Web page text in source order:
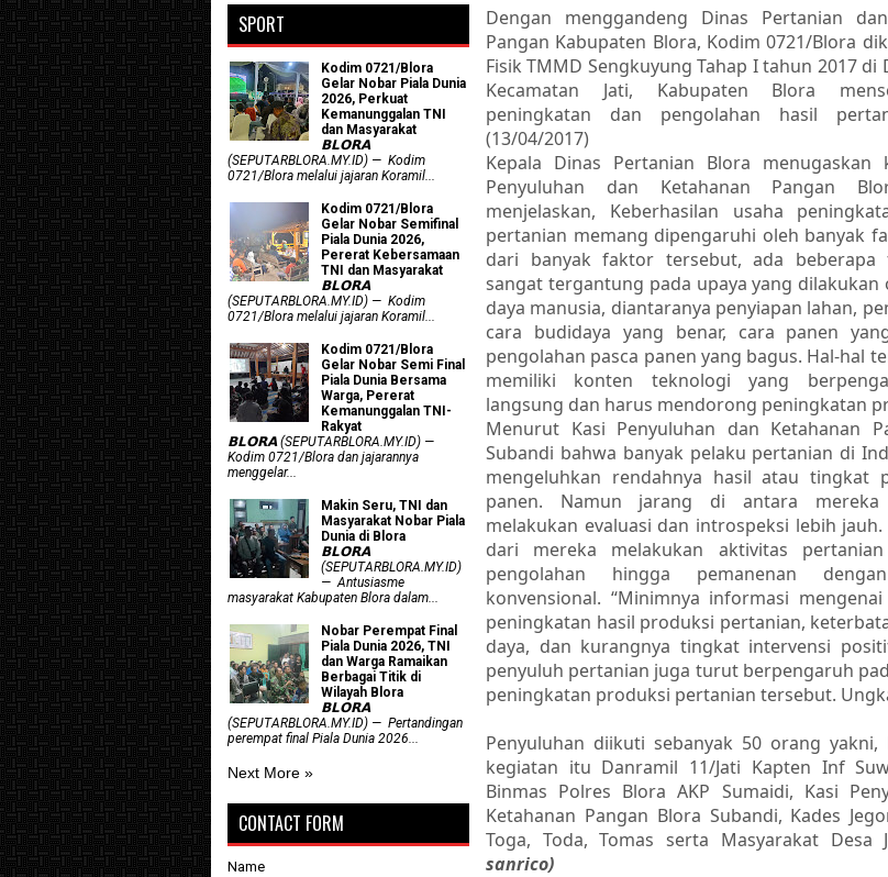
Dengan menggandeng Dinas Pertanian
Pangan Kabupaten Blora, Kodim 0721/Blora
Fisik TMMD Sengkuyung Tahap I tahun 2017 di
Kecamatan Jati, Kabupaten Blora
peningkatan dan pengolahan hasil
(13/04/2017)
Kepala Dinas Pertanian Blora menugaskan
Penyuluhan dan Ketahanan Pangan
menjelaskan, Keberhasilan usaha
pertanian memang dipengaruhi oleh banyak
dari banyak faktor tersebut, ada beberapa
sangat tergantung pada upaya yang dilakukan
daya manusia, diantaranya penyiapan lahan,
cara budidaya yang benar, cara panen
pengolahan pasca panen yang bagus. Hal-hal
memiliki konten teknologi yang
langsung dan harus mendorong peningkatan
Menurut Kasi Penyuluhan dan Ketahanan
Subandi bahwa banyak pelaku pertanian di
mengeluhkan rendahnya hasil atau tingkat
panen. Namun jarang di antara
melakukan evaluasi dan introspeksi lebih jauh.
dari mereka melakukan aktivitas
pengolahan hingga pemanenan
konvensional. “Minimnya informasi
peningkatan hasil produksi pertanian,
daya, dan kurangnya tingkat intervensi
penyuluh pertanian juga turut berpengaruh
peningkatan produksi pertanian tersebut.
Penyuluhan diikuti sebanyak 50 orang yakni,
kegiatan itu Danramil 11/Jati Kapten Inf
Binmas Polres Blora AKP Sumaidi, Kasi
Ketahanan Pangan Blora Subandi, Kades
Toga, Toda, Tomas serta Masyarakat Desa
sanrico)
SPORT
Kodim 0721/Blora
Gelar Nobar Piala Dunia
2026, Perkuat
Kemanunggalan TNI
dan Masyarakat
𝗕𝗟𝗢𝗥𝗔
(SEPUTARBLORA.MY.ID) — Kodim
0721/Blora melalui jajaran Koramil...
Kodim 0721/Blora
Gelar Nobar Semifinal
Piala Dunia 2026,
Pererat Kebersamaan
TNI dan Masyarakat
𝗕𝗟𝗢𝗥𝗔
(SEPUTARBLORA.MY.ID) — Kodim
0721/Blora melalui jajaran Koramil...
Kodim 0721/Blora
Gelar Nobar Semi Final
Piala Dunia Bersama
Warga, Pererat
Kemanunggalan TNI-
Rakyat
𝗕𝗟𝗢𝗥𝗔 (SEPUTARBLORA.MY.ID) —
Kodim 0721/Blora dan jajarannya
menggelar...
Makin Seru, TNI dan
Masyarakat Nobar Piala
Dunia di Blora
𝗕𝗟𝗢𝗥𝗔
(SEPUTARBLORA.MY.ID)
— Antusiasme
masyarakat Kabupaten Blora dalam...
Nobar Perempat Final
Piala Dunia 2026, TNI
dan Warga Ramaikan
Berbagai Titik di
Wilayah Blora
𝗕𝗟𝗢𝗥𝗔
(SEPUTARBLORA.MY.ID) — Pertandingan
perempat final Piala Dunia 2026...
Next More »
CONTACT FORM
Name